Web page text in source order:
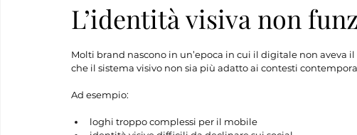
L’identità visiva non
Molti brand nascono in un’epoca in cui il digitale non aveva
che il sistema visivo non sia più adatto ai contesti
Ad esempio:
loghi troppo complessi per il mobile